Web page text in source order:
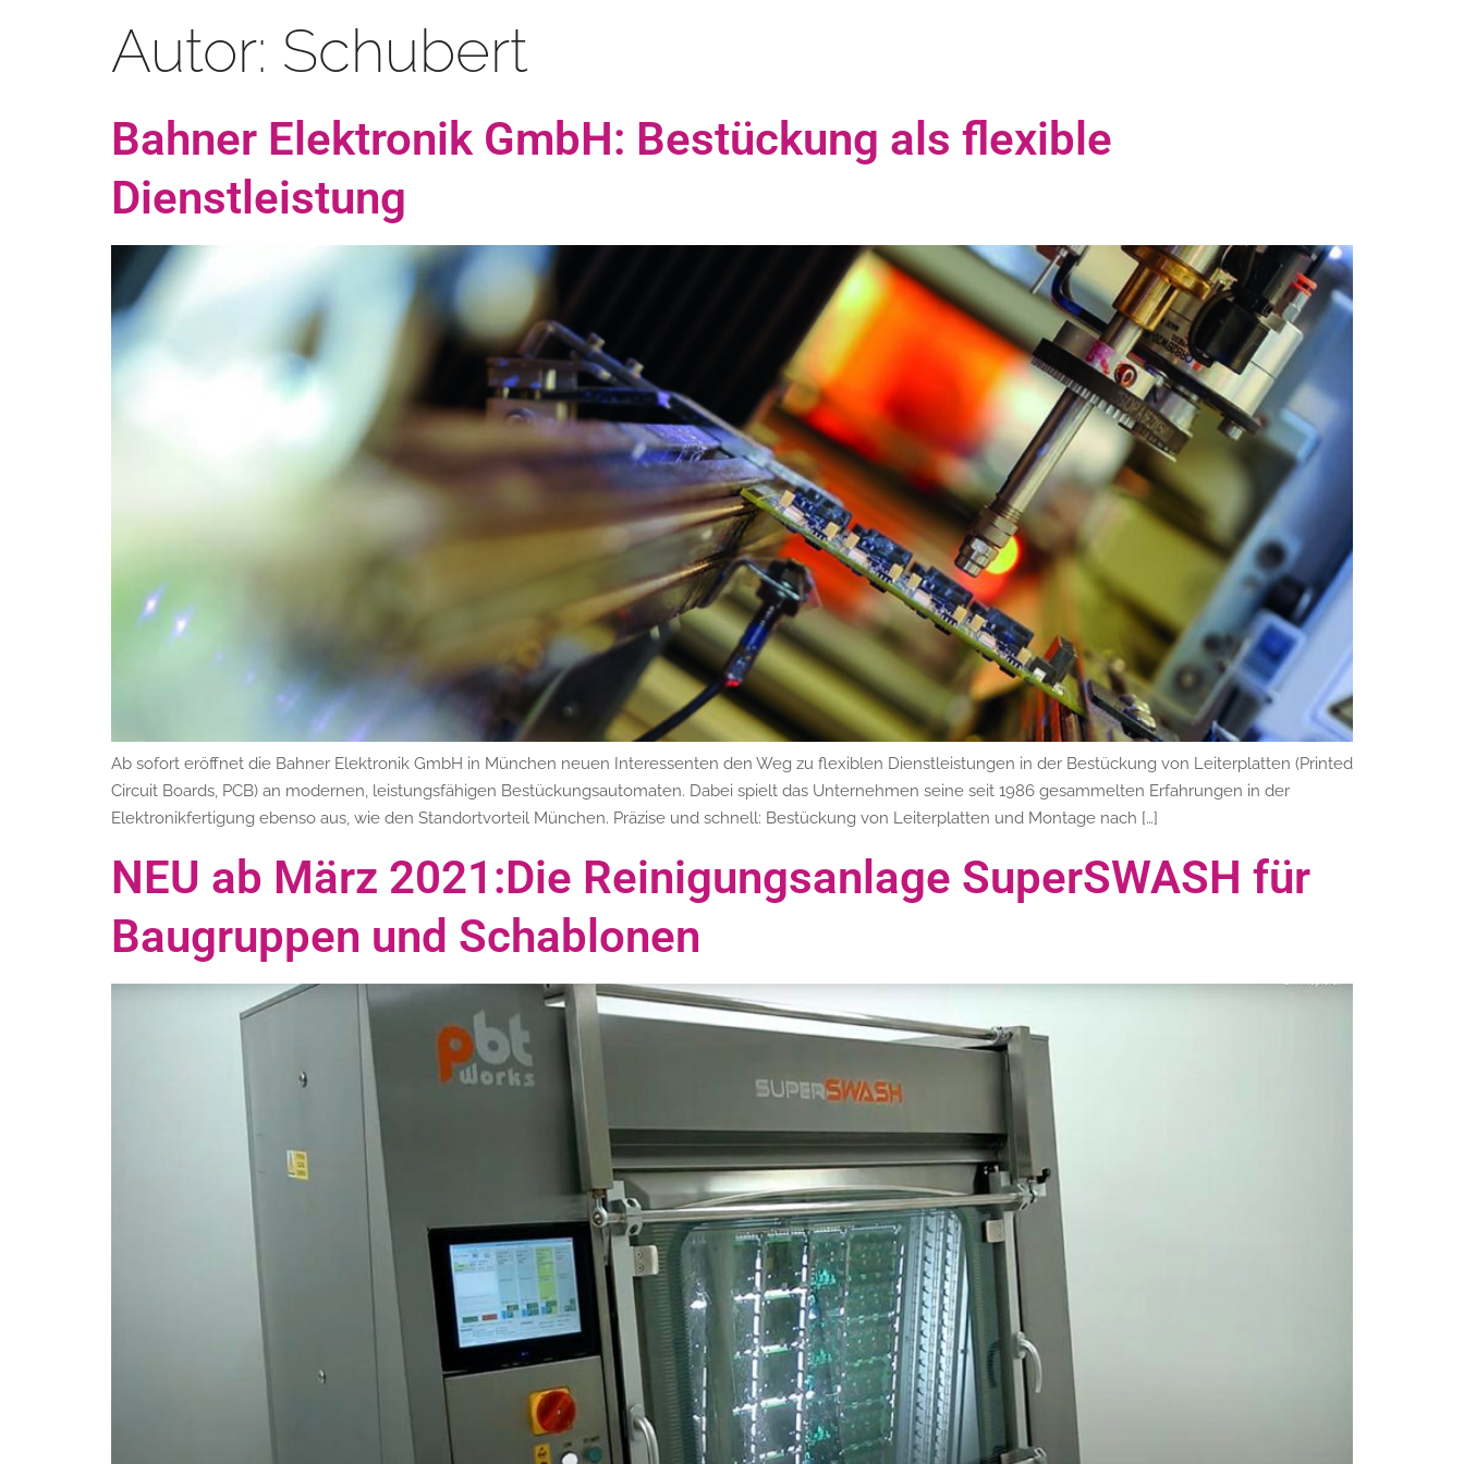
Autor: Schubert
Bahner Elektronik GmbH: Bestückung als flexible
Dienstleistung
Ab sofort eröffnet die Bahner Elektronik GmbH in München neuen Interessenten den Weg zu flexiblen Dienstleistungen in der Bestückung von Leiterplatten (Printed
Circuit Boards, PCB) an modernen, leistungsfähigen Bestückungsautomaten. Dabei spielt das Unternehmen seine seit 1986 gesammelten Erfahrungen in der
Elektronikfertigung ebenso aus, wie den Standortvorteil München. Präzise und schnell: Bestückung von Leiterplatten und Montage nach […]
NEU ab März 2021:Die Reinigungsanlage SuperSWASH für
Baugruppen und Schablonen